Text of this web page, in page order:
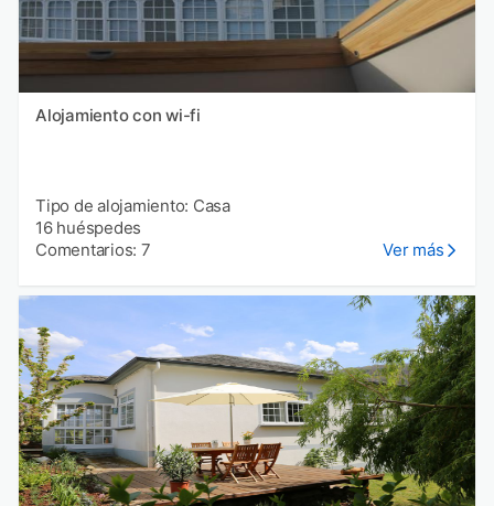
Alojamiento con wi-fi
Tipo de alojamiento: Casa
16 huéspedes
Comentarios: 7
Ver más